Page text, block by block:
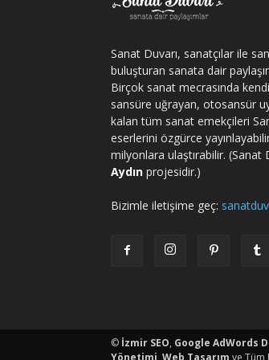
Sanat Duvarı, sanatçılar ile
buluşturan sanata dair
Birçok sanat mecrasında
sansüre uğrayan, otosansür
kalan tüm sanat emekçileri
eserlerini özgürce
milyonlara ulaştırabilir. (Sanat
Aydın projesidir.)
Bizimle iletişime geç:
porno
© İzmir SEO, Google AdWords
Yönetimi Web Tasarım ve Tüm